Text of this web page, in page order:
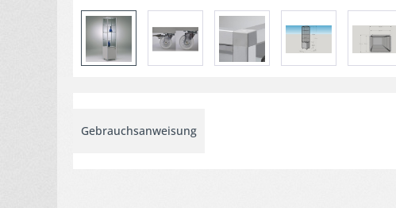
Gebrauchsanweisung